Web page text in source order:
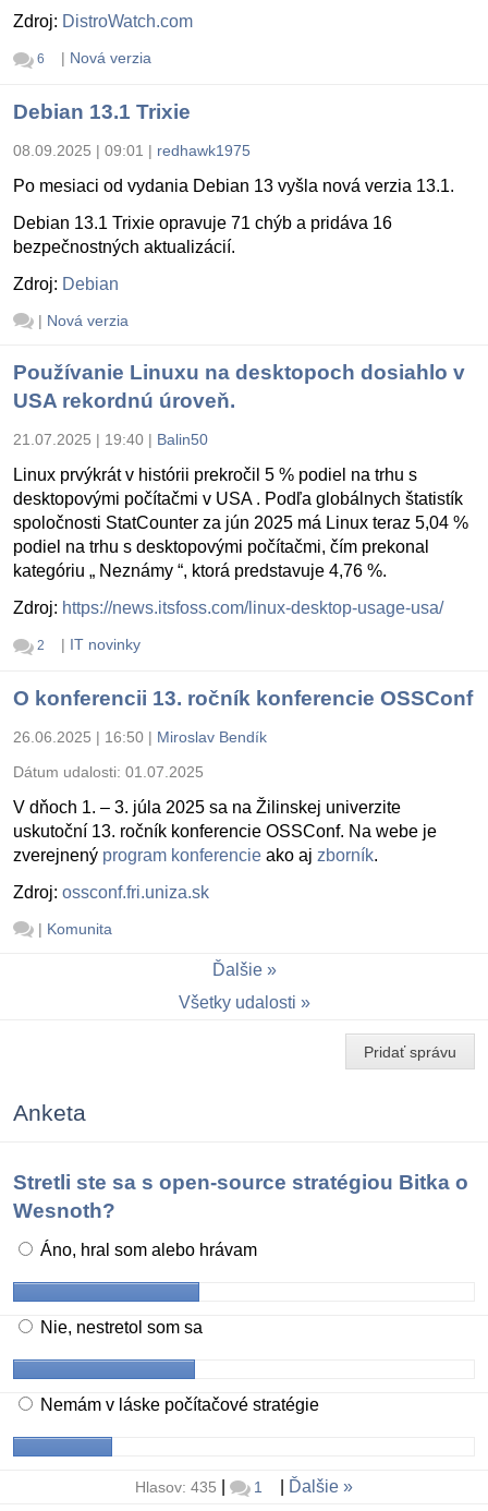
Zdroj: DistroWatch.com
6 | Nová verzia
Debian 13.1 Trixie
08.09.2025 | 09:01 | redhawk1975
Po mesiaci od vydania Debian 13 vyšla nová verzia 13.1.
Debian 13.1 Trixie opravuje 71 chýb a pridáva 16
bezpečnostných aktualizácií.
Zdroj: Debian
| Nová verzia
Používanie Linuxu na desktopoch dosiahlo v
USA rekordnú úroveň.
21.07.2025 | 19:40 | Balin50
Linux prvýkrát v histórii prekročil 5 % podiel na trhu s
desktopovými počítačmi v USA . Podľa globálnych štatistík
spoločnosti StatCounter za jún 2025 má Linux teraz 5,04 %
podiel na trhu s desktopovými počítačmi, čím prekonal
kategóriu „ Neznámy “, ktorá predstavuje 4,76 %.
Zdroj: https://news.itsfoss.com/linux-desktop-usage-usa/
2 | IT novinky
O konferencii 13. ročník konferencie OSSConf
26.06.2025 | 16:50 | Miroslav Bendík
Dátum udalosti: 01.07.2025
V dňoch 1. – 3. júla 2025 sa na Žilinskej univerzite
uskutoční 13. ročník konferencie OSSConf. Na webe je
zverejnený program konferencie ako aj zborník.
Zdroj: ossconf.fri.uniza.sk
| Komunita
Ďalšie
Všetky udalosti
Pridať správu
Anketa
Stretli ste sa s open-source stratégiou Bitka o
Wesnoth?
Áno, hral som alebo hrávam
Nie, nestretol som sa
Nemám v láske počítačové stratégie
Hlasov: 435 1 Ďalšie